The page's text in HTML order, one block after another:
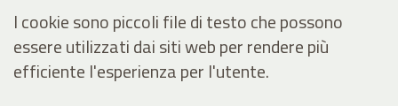
I cookie sono piccoli file di testo che possono
essere utilizzati dai siti web per rendere più
efficiente l'esperienza per l'utente.